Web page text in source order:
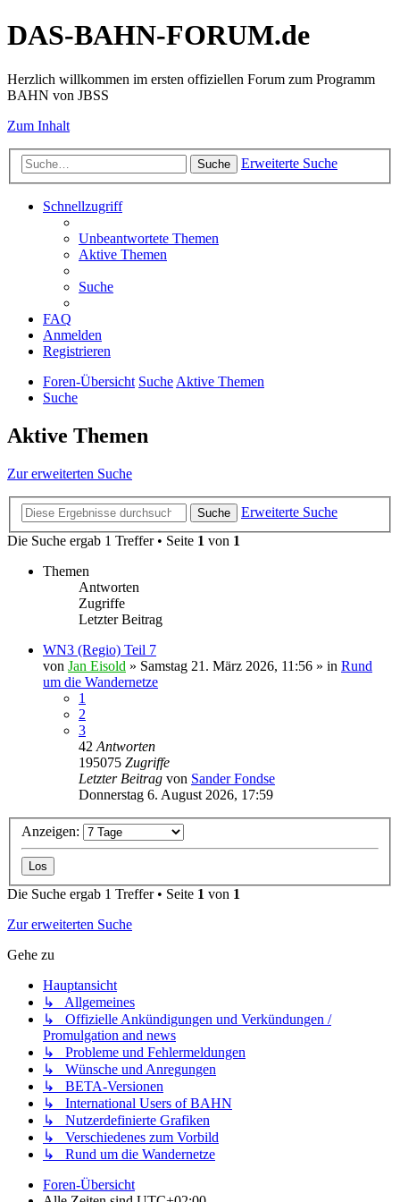
DAS-BAHN-FORUM.de
Herzlich willkommen im ersten offiziellen Forum zum Programm
BAHN von JBSS
Zum Inhalt
Suche Erweiterte Suche
Schnellzugriff
Unbeantwortete Themen
Aktive Themen
Suche
FAQ
Anmelden
Registrieren
Foren-Übersicht SucheAktive Themen
Suche
Aktive Themen
Zur erweiterten Suche
Suche
Erweiterte Suche
Die Suche ergab 1 Treffer • Seite 1 von 1
Themen
Antworten
Zugriffe
Letzter Beitrag
WN3 (Regio) Teil 7
von Jan Eisold » Samstag 21. März 2026, 11:56 » in Rund
um die Wandernetze
1
2
3
42 Antworten
195075 Zugriffe
Letzter Beitrag von Sander Fondse
Donnerstag 6. August 2026, 17:59
Anzeigen:
Die Suche ergab 1 Treffer • Seite 1 von 1
Zur erweiterten Suche
Gehe zu
Hauptansicht
↳ Allgemeines
↳ Offizielle Ankündigungen und Verkündungen /
Promulgation and news
↳ Probleme und Fehlermeldungen
↳ Wünsche und Anregungen
↳ BETA-Versionen
↳ International Users of BAHN
↳ Nutzerdefinierte Grafiken
↳ Verschiedenes zum Vorbild
↳ Rund um die Wandernetze
Foren-Übersicht